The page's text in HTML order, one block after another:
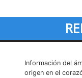
Información del
origen en el